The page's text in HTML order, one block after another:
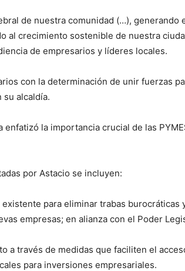
de nuestra comunidad (…), generando
al crecimiento sostenible de nuestra
de empresarios y líderes locales.
con la determinación de unir fuerzas
su alcaldía.
la importancia crucial de las
por Astacio se incluyen:
para eliminar trabas burocráticas
empresas; en alianza con el Poder
a través de medidas que faciliten el
para inversiones empresariales.